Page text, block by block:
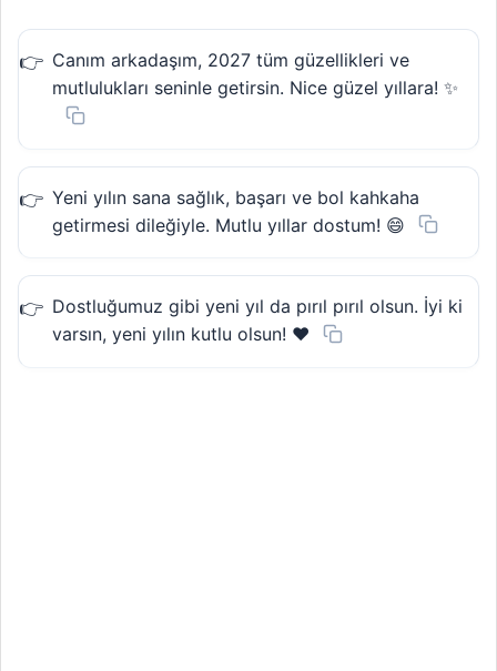
Canım arkadaşım, 2027 tüm güzellikleri ve
mutlulukları seninle getirsin. Nice güzel yıllara! ✨
Yeni yılın sana sağlık, başarı ve bol kahkaha
getirmesi dileğiyle. Mutlu yıllar dostum! 😄
Dostluğumuz gibi yeni yıl da pırıl pırıl olsun. İyi ki
varsın, yeni yılın kutlu olsun! ❤️